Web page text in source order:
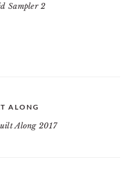
Sampler 2
ALONG